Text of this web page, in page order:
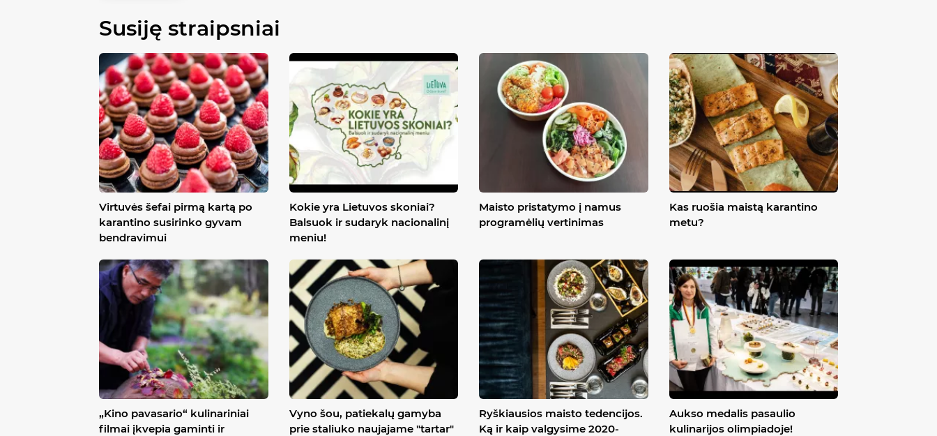
Susiję straipsniai
Virtuvės šefai pirmą kartą po
karantino susirinko gyvam
bendravimui
Kokie yra Lietuvos skoniai?
Balsuok ir sudaryk nacionalinį
meniu!
Maisto pristatymo į namus
programėlių vertinimas​​​​​​​
Kas ruošia maistą karantino
metu?
„Kino pavasario“ kulinariniai
filmai įkvepia gaminti ir
Vyno šou, patiekalų gamyba
prie staliuko naujajame "tartar"
Ryškiausios maisto tedencijos.
Ką ir kaip valgysime 2020-
Aukso medalis pasaulio
kulinarijos olimpiadoje!